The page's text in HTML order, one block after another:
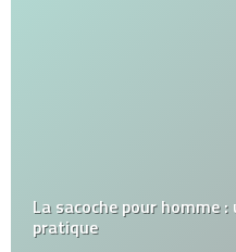
La sacoche pour homme
pratique